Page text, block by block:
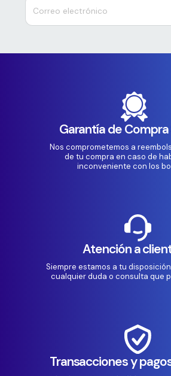
Garantía de Compra
Nos comprometemos a
de tu compra en caso de
inconveniente con los
Atención a
Siempre estamos a tu
cualquier duda o consulta que
Transacciones y